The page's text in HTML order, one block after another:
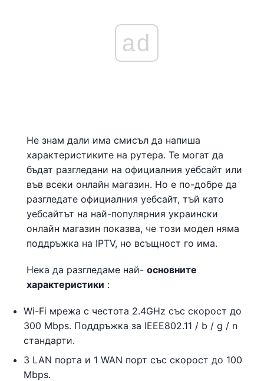
ad
Не знам дали има смисъл да напиша
характеристиките на рутера. Те могат да
бъдат разгледани на официалния уебсайт или
във всеки онлайн магазин. Но е по-добре да
разгледате официалния уебсайт, тъй като
уебсайтът на най-популярния украински
онлайн магазин показва, че този модел няма
поддръжка на IPTV, но всъщност го има.
Нека да разгледаме най- основните
характеристики :
Wi-Fi мрежа с честота 2.4GHz със скорост до
300 Mbps. Поддръжка за IEEE802.11 / b / g / n
стандарти.
3 LAN порта и 1 WAN порт със скорост до 100
Mbps.